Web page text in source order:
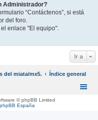
Administrador?
“Contáctenos”, si está
del foro.
enlace "El equipo".
Ir a
del miata/mx5. Índice general
© phpBB Limited
phpBB España